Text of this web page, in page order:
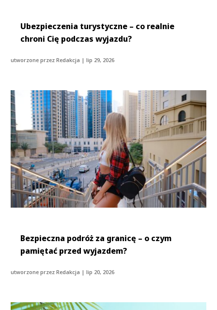
Ubezpieczenia turystyczne – co realnie
chroni Cię podczas wyjazdu?
utworzone przezRedakcja |lip 29, 2026
Bezpieczna podróż za granicę – o czym
pamiętać przed wyjazdem?
utworzone przezRedakcja |lip 20, 2026